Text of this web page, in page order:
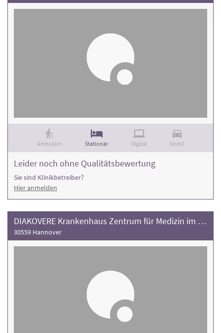
Ambulant Stationär Digital Mobil
Leider noch ohne Qualitätsbewertung
Sie sind Klinikbetreiber?
Hier anmelden
DIAKOVERE Krankenhaus Zentrum für Medizin im Alter
30559 Hannover